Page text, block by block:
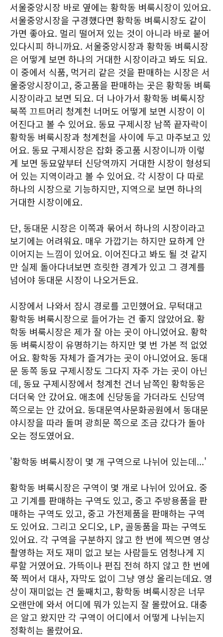
서울중앙시장 바로 옆에는 황학동 벼룩시장이 있어요.
서울중앙시장을 구경했다면 황학동 벼룩시장도 같이
가면 좋아요. 멀리 떨어져 있는 것이 아니라 바로 붙어
있다시피 하니까요. 서울중앙시장과 황학동 벼룩시장
은 어떻게 보면 하나의 거대한 시장이라고 봐도 되요.
이 중에서 식품, 먹거리 같은 것을 판매하는 시장은 서
울중앙시장이고, 중고품을 판매하는 곳은 황학동 벼룩
시장이라고 보면 되요. 더 나아가서 황학동 벼룩시장
북쪽 끄트머리 청계천 너머도 어떻게 보면 시장이 이
어진다고 볼 수 있어요. 동묘 구제시장 남쪽 끝자락이
황학동 벼룩시장과 청계천을 사이에 두고 마주보고 있
어요. 동묘 구제시장은 잡화 중고품 시장이니까 이렇
게 보면 동묘앞부터 신당역까지 거대한 시장이 형성되
어 있는 지역이라고 볼 수 있어요. 각 시장이 다 따로
하나의 시장으로 기능하지만, 지역으로 보면 하나의
거대한 시장이에요.
단, 동대문 시장은 이쪽과 묶어서 하나의 시장이라고
보기에는 어려워요. 매우 가깝기는 하지만 묘하게 안
이어지는 느낌이 있어요. 이어진다고 봐도 될 것 같지
만 실제 돌아다녀보면 흐릿한 경계가 있고 그 경계를
넘어야 동대문 시장이 나오거든요.
시장에서 나와서 잠시 경로를 고민했어요. 무턱대고
황학동 벼룩시장으로 들어가는 건 좋지 않았어요. 황
학동 벼룩시장은 제가 잘 아는 곳이 아니었어요. 황학
동 벼룩시장이 유명하기는 하지만 몇 번 가본 적 없었
어요. 황학동 자체가 즐겨가는 곳이 아니었어요. 동대
문 동쪽 동묘 구제시장도 그다지 자주 가는 곳이 아닌
데, 동묘 구제시장에서 청계천 건너 남쪽인 황학동은
더더욱 안 갔어요. 애초에 신당동을 가더라도 신당역
쪽으로는 안 갔어요. 동대문역사문화공원에서 동대문
야시장을 따라 돌며 광희문 쪽으로 조금 갔다가 돌아
오는 정도였어요.
'황학동 벼룩시장이 몇 개 구역으로 나뉘어 있는데...'
황학동 벼룩시장은 구역이 몇 개로 나뉘어 있어요. 중
고 기계를 판매하는 구역도 있고, 중고 주방용품을 판
매하는 구역도 있고, 중고 가전제품을 판매하는 구역
도 있어요. 그리고 오디오, LP, 골동품을 파는 구역도
있어요. 각 구역을 구분하지 않고 한 번에 찍으면 영상
촬영하는 저도 재미 없고 보는 사람들도 엄청나게 지
루할 거였어요. 가뜩이나 편집 전혀 하지 않고 한 번에
쭉 찍어서 대사, 자막도 없이 그냥 영상 올리는데요. 영
상이 재미없는 건 둘째치고, 황학동 벼룩시장은 너무
오랜만에 와서 어디에 뭐가 있는지 잘 몰랐어요. 대충
은 알고 왔지만 각 구역이 어디에서 어떻게 나뉘는지
정확히는 몰랐어요.